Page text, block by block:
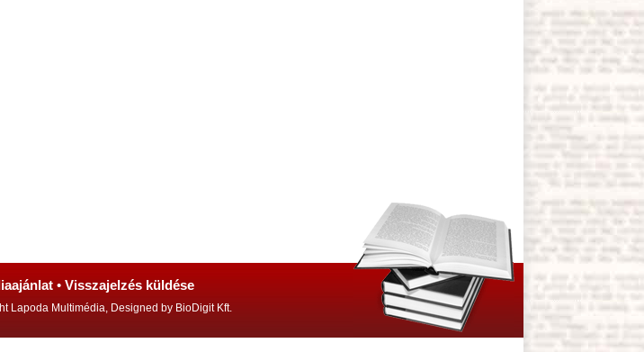
• Visszajelzés küldése
Lapoda Multimédia, Designed by BioDigit Kft.